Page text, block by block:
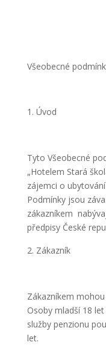
Všeobecné
Úvod
Tyto Všeobecné
„Hotelem Stará
zájemci o
Podmínky jsou
zákazníkem
předpisy České
Zákazník
Zákazníkem
Osoby mladší 18
služby penzionu
let.